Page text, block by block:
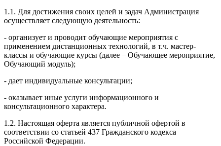
1.1. Для достижения своих целей и задач Администрация
осуществляет следующую деятельность:
- организует и проводит обучающие мероприятия с
применением дистанционных технологий, в т.ч. мастер-
классы и обучающие курсы (далее – Обучающее мероприятие,
Обучающий модуль);
- дает индивидуальные консультации;
- оказывает иные услуги информационного и
консультационного характера.
1.2. Настоящая оферта является публичной офертой в
соответствии со статьей 437 Гражданского кодекса
Российской Федерации.